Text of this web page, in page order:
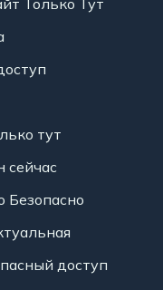
тут
сейчас
Безопасно
доступ